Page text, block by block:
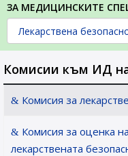
ЗА МЕДИЦИНСКИТЕ
Комисии към ИД
Комисия за
Комисия за оценка
лекарствената